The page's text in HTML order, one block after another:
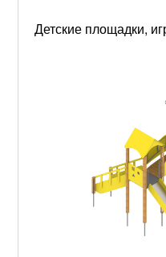
Детские площадки,